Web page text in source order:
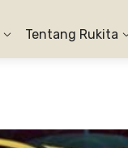
Tentang Rukita